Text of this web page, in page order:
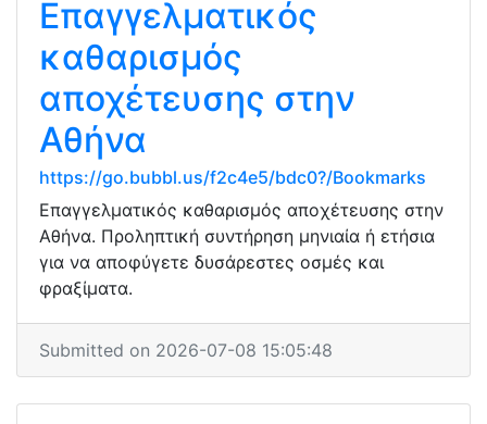
Επαγγελματικός
καθαρισμός
αποχέτευσης στην
Αθήνα
https://go.bubbl.us/f2c4e5/bdc0?/Bookmarks
Επαγγελματικός καθαρισμός αποχέτευσης στην
Αθήνα. Προληπτική συντήρηση μηνιαία ή ετήσια
για να αποφύγετε δυσάρεστες οσμές και
φραξίματα.
Submitted on 2026-07-08 15:05:48